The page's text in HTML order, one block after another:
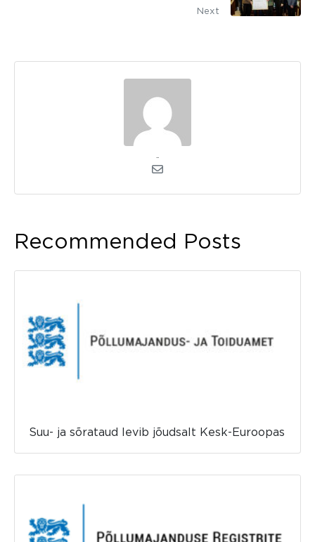
Next
Recommended Posts
Suu- ja sõrataud levib jõudsalt Kesk-Euroopas